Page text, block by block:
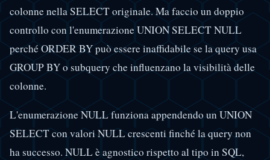
colonne nella SELECT originale. Ma faccio un doppio
controllo con l'enumerazione UNION SELECT NULL
perché ORDER BY può essere inaffidabile se la query usa
GROUP BY o subquery che influenzano la visibilità delle
colonne.
L'enumerazione NULL funziona appendendo un UNION
SELECT con valori NULL crescenti finché la query non
ha successo. NULL è agnostico rispetto al tipo in SQL,